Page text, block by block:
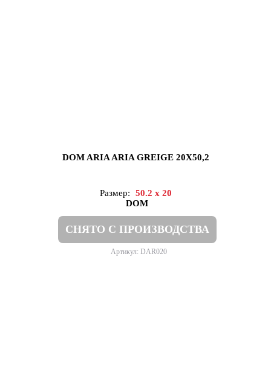
DOM ARIA ARIA GREIGE 20X50,2
Размер:
50.2 x 20
DOM
СНЯТО С ПРОИЗВОДСТВА
Артикул: DAR020